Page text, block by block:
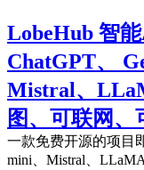
LobeHub 智
ChatGPT、
Mistral、
图、可联网、
一款免费开源的项目
mini、Mistral、